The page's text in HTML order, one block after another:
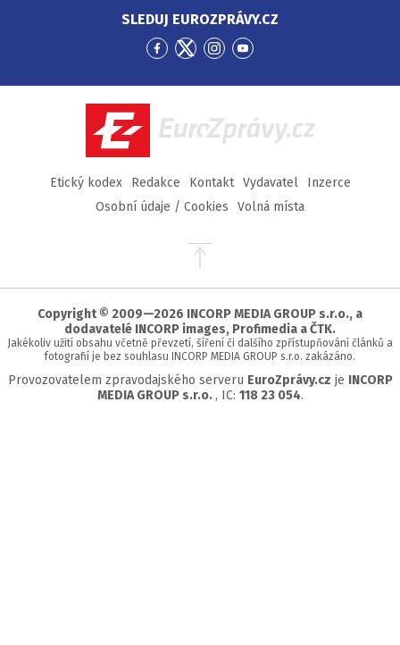
SLEDUJ EUROZPRÁVY.CZ
Přejít
Facebook
Přejít
Twitter
Přejít
Instagram
Přejít
YouTube
EuroZprávy.cz
Etický kodex Redakce Kontakt Vydavatel
Inzerce
Osobní údaje / Cookies
Volná místa
Přejít
stránky
Copyright © 2009—2026 INCORP MEDIA GROUP s.r.o., a
dodavatelé INCORP images, Profimedia a ČTK.
Jakékoliv užití obsahu včetně převzetí, šíření či dalšího zpřístupňování článků a
fotografií je bez souhlasu INCORP MEDIA GROUP s.r.o. zakázáno.
Provozovatelem zpravodajského serveru EuroZprávy.cz je INCORP
MEDIA GROUP s.r.o. , IC: 118 23 054.